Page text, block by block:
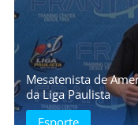
Mesatenista de
da Liga Paulista
Esporte